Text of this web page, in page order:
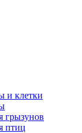
и клетки
грызунов
птиц